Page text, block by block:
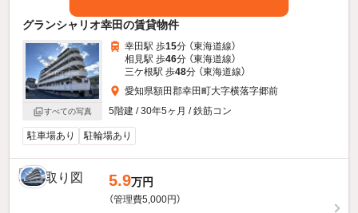
グランシャリオ幸田の賃貸物件
すべての写真
幸田駅 歩15分 （東海道線）
相見駅 歩46分 （東海道線）
三ケ根駅 歩48分 （東海道線）
愛知県額田郡幸田町大字横落字郷前
5階建 / 30年5ヶ月 / 鉄筋コン
駐車場あり 駐輪場あり
5.9万円
（管理費5,000円）